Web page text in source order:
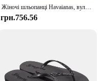
Жіночі шльопанці Havaianas, вуличні нековзні тапочки, шльопанці, босоніжки, пляжні тапочки
грн.756.56